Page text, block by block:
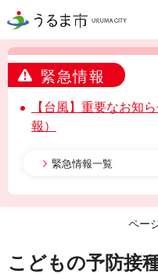
うるま市
緊急情報
【台風】重要なお知
報）
緊急情報一覧
ペー
こどもの予防接